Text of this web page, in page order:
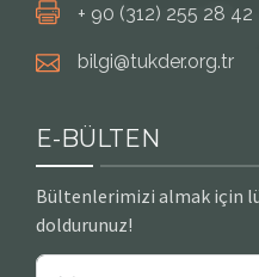
+ 90 (312) 255 28 42
bilgi@tukder.org.tr
E-BÜLTEN
Bültenlerimizi almak için
doldurunuz!